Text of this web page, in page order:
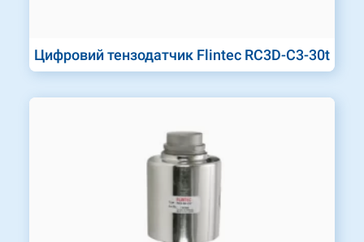
Цифровий тензодатчик Flintec RC3D-C3-30t